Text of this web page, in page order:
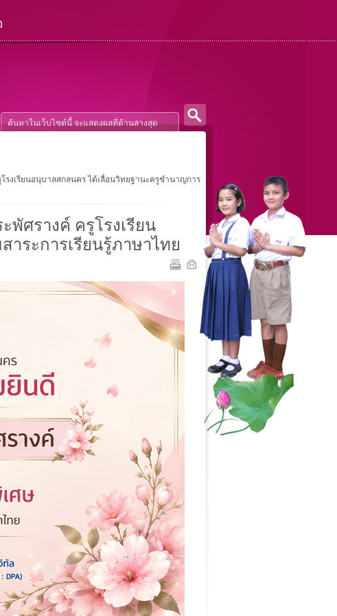
งเรียนอนุบาลสกลนคร ได้เลื่อนวิทยฐานะครูชำนาญการ
พัศรางค์ ครูโรงเรียน
ระการเรียนรู้ภาษาไทย